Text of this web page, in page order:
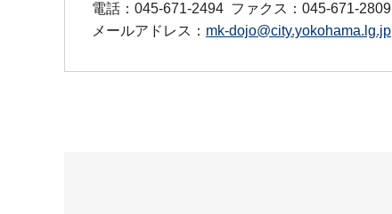
電話：045-671-2494 ファクス：045-671-2809
メールアドレス： mk-dojo@city.yokohama.lg.jp